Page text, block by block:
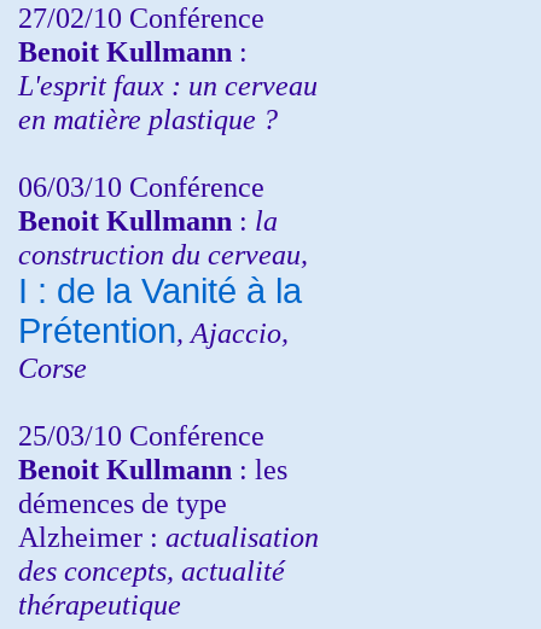
27/02/10 Conférence
Benoit Kullmann :
L'esprit faux : un cerveau
en matière plastique ?
06/03/10 Conférence
Benoit Kullmann : la
construction du cerveau,
I : de la Vanité à la
Prétention, Ajaccio,
Corse
25/03/10 Conférence
Benoit Kullmann : les
démences de type
Alzheimer : actualisation
des concepts, actualité
thérapeutique